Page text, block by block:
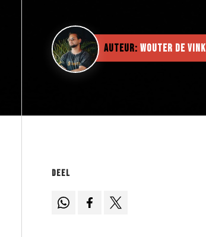
Auteur: Wouter de Vink
Deel